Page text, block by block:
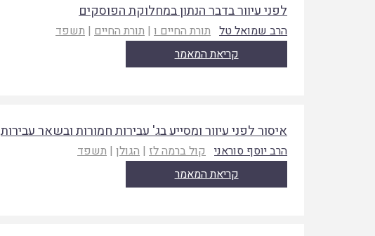
לפני עיוור בדבר הנתון במחלוקת הפוסקים
הרב שמואל טל תורת החיים ו | תורת החיים | תשפד
קריאת המאמר
איסור לפני עיוור ומסייע בג' עבירות חמורות ובשאר עבירות
הרב יוסף סוראני קול ברמה לז | הגולן | תשפד
קריאת המאמר